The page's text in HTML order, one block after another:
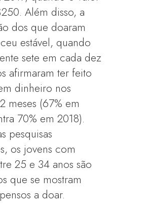
Além disso, a
dos que doaram
estável, quando
sete em cada dez
afirmaram ter feito
dinheiro nos
meses (67% em
70% em 2018).
pesquisas
os jovens com
25 e 34 anos são
que se mostram
a doar.